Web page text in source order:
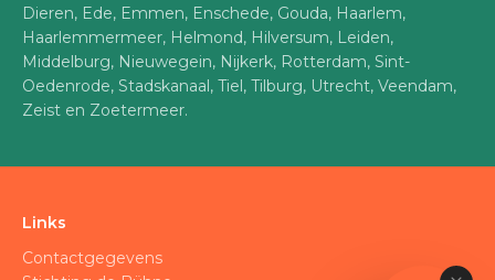
Dieren, Ede, Emmen, Enschede, Gouda, Haarlem,
Haarlemmermeer, Helmond, Hilversum, Leiden,
Middelburg, Nieuwegein, Nijkerk, Rotterdam, Sint-
Oedenrode, Stadskanaal, Tiel, Tilburg, Utrecht, Veendam,
Zeist en Zoetermeer.
Links
Contactgegevens